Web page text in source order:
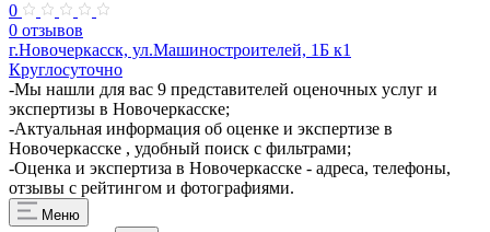
0
0 отзывов
г.Новочеркасск, ул.Машиностроителей, 1Б к1
Круглосуточно
​-Мы нашли для вас 9 представителей оценочных услуг и
экспертизы в Новочеркасске;
-Актуальная информация об оценке и экспертизе в
Новочеркасске , удобный поиск с фильтрами;
-Оценка и экспертиза в Новочеркасске - адреса, телефоны,
отзывы с рейтингом и фотографиями.
Меню